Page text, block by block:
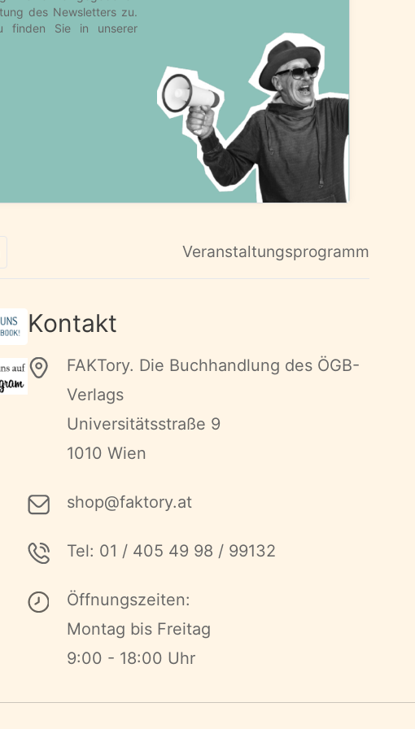
Veranstaltungsprogramm
Kontakt
FAKTory. Die Buchhandlung des ÖGB-
Verlags
Universitätsstraße 9
1010 Wien
shop@faktory.at
Tel: 01 / 405 49 98 / 99132
Öffnungszeiten:
Montag bis Freitag
9:00 - 18:00 Uhr